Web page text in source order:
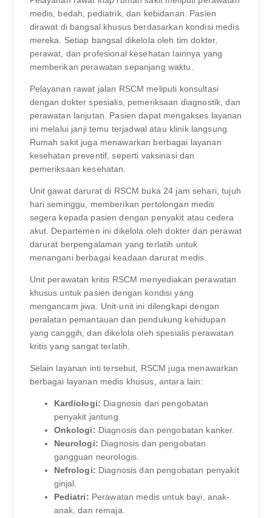
medis, bedah, pediatrik, dan kebidanan. Pasien
dirawat di bangsal khusus berdasarkan kondisi medis
mereka. Setiap bangsal dikelola oleh tim dokter,
perawat, dan profesional kesehatan lainnya yang
memberikan perawatan sepanjang waktu.
Pelayanan rawat jalan RSCM meliputi konsultasi
dengan dokter spesialis, pemeriksaan diagnostik, dan
perawatan lanjutan. Pasien dapat mengakses layanan
ini melalui janji temu terjadwal atau klinik langsung.
Rumah sakit juga menawarkan berbagai layanan
kesehatan preventif, seperti vaksinasi dan
pemeriksaan kesehatan.
Unit gawat darurat di RSCM buka 24 jam sehari, tujuh
hari seminggu, memberikan pertolongan medis
segera kepada pasien dengan penyakit atau cedera
akut. Departemen ini dikelola oleh dokter dan perawat
darurat berpengalaman yang terlatih untuk
menangani berbagai keadaan darurat medis.
Unit perawatan kritis RSCM menyediakan perawatan
khusus untuk pasien dengan kondisi yang
mengancam jiwa. Unit-unit ini dilengkapi dengan
peralatan pemantauan dan pendukung kehidupan
yang canggih, dan dikelola oleh spesialis perawatan
kritis yang sangat terlatih.
Selain layanan inti tersebut, RSCM juga menawarkan
berbagai layanan medis khusus, antara lain:
Kardiologi: Diagnosis dan pengobatan
penyakit jantung.
Onkologi: Diagnosis dan pengobatan kanker.
Neurologi: Diagnosis dan pengobatan
gangguan neurologis.
Nefrologi: Diagnosis dan pengobatan penyakit
ginjal.
Pediatri: Perawatan medis untuk bayi, anak-
anak, dan remaja.